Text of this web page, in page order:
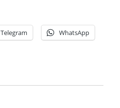
Telegram WhatsApp